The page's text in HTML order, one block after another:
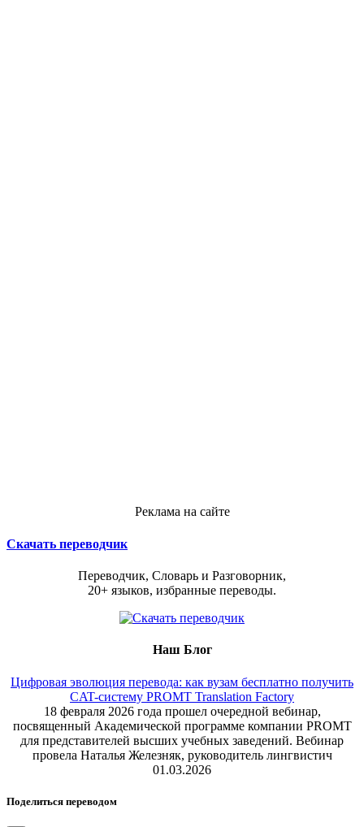
Реклама на сайте
Скачать переводчик
Переводчик, Словарь и Разговорник,
20+ языков, избранные переводы.
Наш Блог
Цифровая эволюция перевода: как вузам бесплатно получить
CAT-систему PROMT Translation Factory
18 февраля 2026 года прошел очередной вебинар,
посвященный Академической программе компании PROMT
для представителей высших учебных заведений. Вебинар
провела Наталья Железняк, руководитель лингвистич
01.03.2026
Поделиться переводом